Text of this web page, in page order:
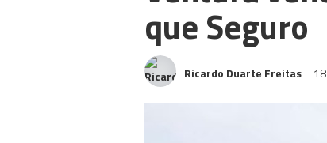
que Seguro
Ricardo Duarte Freitas